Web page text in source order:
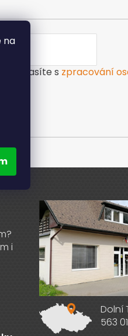
na
souhlasíte s zpracování
Dolní
563